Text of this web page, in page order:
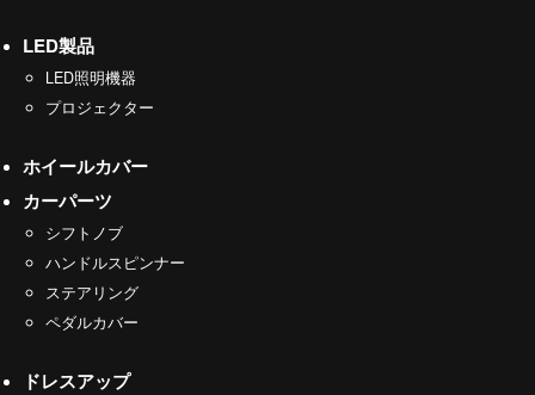
LED製品
LED照明機器
プロジェクター
ホイールカバー
カーパーツ
シフトノブ
ハンドルスピンナー
ステアリング
ペダルカバー
ドレスアップ